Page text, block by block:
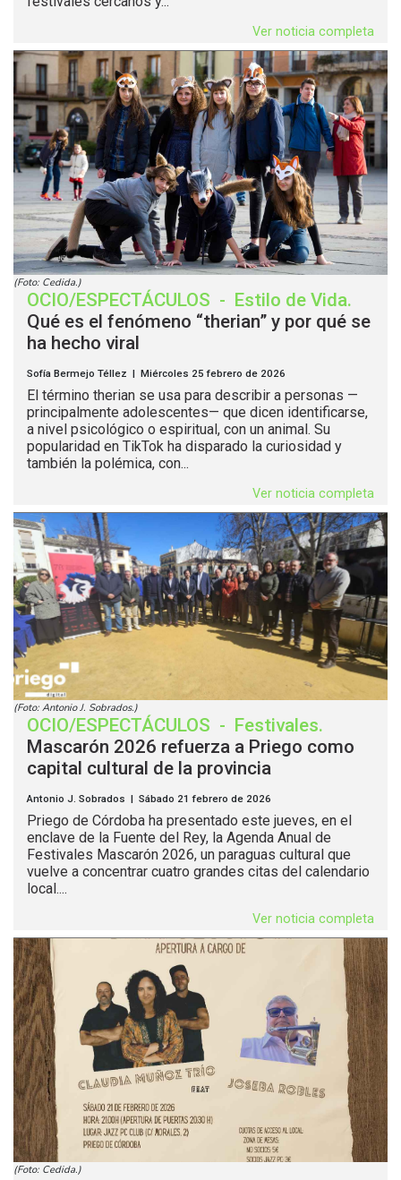
Ver noticia completa
(Foto: Cedida.)
OCIO/ESPECTÁCULOS - Estilo de Vida.
Qué es el fenómeno “therian” y por qué se
ha hecho viral
Sofía Bermejo Téllez | Miércoles 25 febrero de 2026
El término therian se usa para describir a personas —
principalmente adolescentes— que dicen identificarse,
a nivel psicológico o espiritual, con un animal. Su
popularidad en TikTok ha disparado la curiosidad y
también la polémica, con...
Ver noticia completa
(Foto: Antonio J. Sobrados.)
OCIO/ESPECTÁCULOS - Festivales.
Mascarón 2026 refuerza a Priego como
capital cultural de la provincia
Antonio J. Sobrados | Sábado 21 febrero de 2026
Priego de Córdoba ha presentado este jueves, en el
enclave de la Fuente del Rey, la Agenda Anual de
Festivales Mascarón 2026, un paraguas cultural que
vuelve a concentrar cuatro grandes citas del calendario
local....
Ver noticia completa
(Foto: Cedida.)